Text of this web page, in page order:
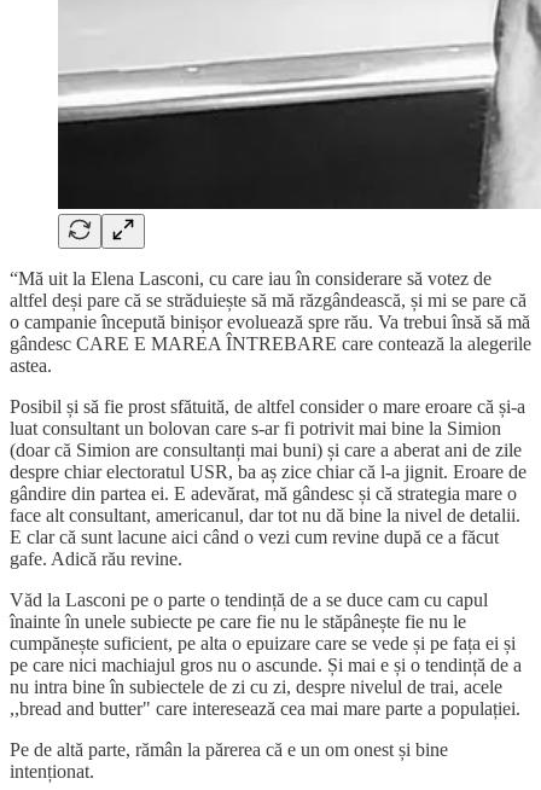
“Mă uit la Elena Lasconi, cu care iau în considerare să votez de
altfel deși pare că se străduiește să mă răzgândească, și mi se pare că
o campanie începută binișor evoluează spre rău. Va trebui însă să mă
gândesc CARE E MAREA ÎNTREBARE care contează la alegerile
astea.
Posibil și să fie prost sfătuită, de altfel consider o mare eroare că și-a
luat consultant un bolovan care s-ar fi potrivit mai bine la Simion
(doar că Simion are consultanți mai buni) și care a aberat ani de zile
despre chiar electoratul USR, ba aș zice chiar că l-a jignit. Eroare de
gândire din partea ei. E adevărat, mă gândesc și că strategia mare o
face alt consultant, americanul, dar tot nu dă bine la nivel de detalii.
E clar că sunt lacune aici când o vezi cum revine după ce a făcut
gafe. Adică rău revine.
Văd la Lasconi pe o parte o tendință de a se duce cam cu capul
înainte în unele subiecte pe care fie nu le stăpânește fie nu le
cumpănește suficient, pe alta o epuizare care se vede și pe fața ei și
pe care nici machiajul gros nu o ascunde. Și mai e și o tendință de a
nu intra bine în subiectele de zi cu zi, despre nivelul de trai, acele
,,bread and butter" care interesează cea mai mare parte a populației.
Pe de altă parte, rămân la părerea că e un om onest și bine
intenționat.